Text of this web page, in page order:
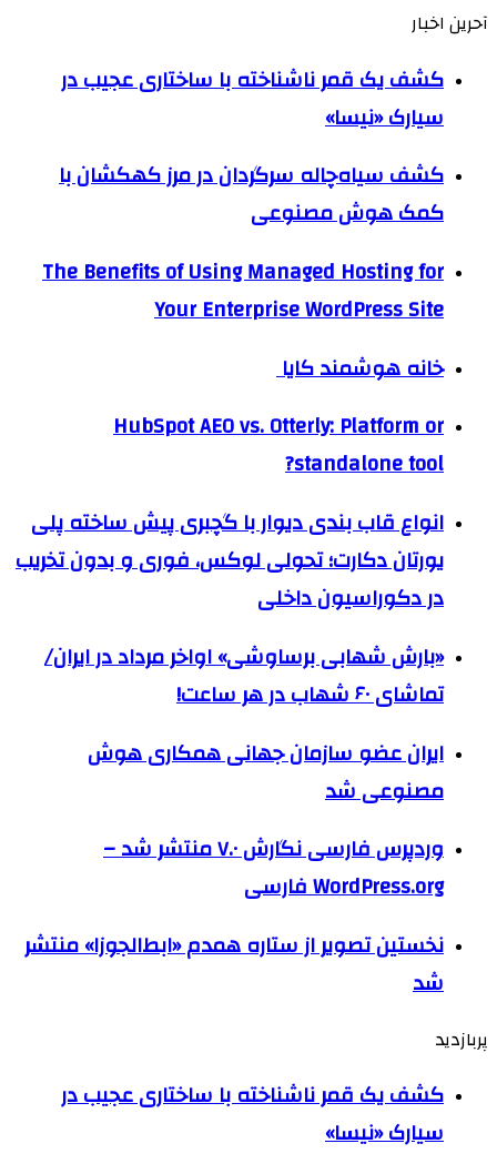
آحرین اخبار
کشف یک قمر ناشناخته با ساختاری عجیب در
سیارک «نیسا»
کشف سیاه‌چاله سرگردان در مرز کهکشان با
کمک هوش مصنوعی
The Benefits of Using Managed Hosting for
Your Enterprise WordPress Site
خانه هوشمند کایا
HubSpot AEO vs. Otterly: Platform or
standalone tool?
انواع قاب بندی دیوار با گچبری پیش ساخته پلی
یورتان دکارت؛ تحولی لوکس، فوری و بدون تخریب
در دکوراسیون داخلی
«بارش شهابی برساوشی» اواخر مرداد در ایران/
تماشای ۶۰ شهاب در هر ساعت!
ایران عضو سازمان جهانی همکاری هوش
مصنوعی شد
وردپرس فارسی نگارش ۷.۰ منتشر شد –
WordPress.org فارسی
نخستین تصویر از ستاره همدم «ابط‌الجوزا» منتشر
شد
پربازدید
کشف یک قمر ناشناخته با ساختاری عجیب در
سیارک «نیسا»